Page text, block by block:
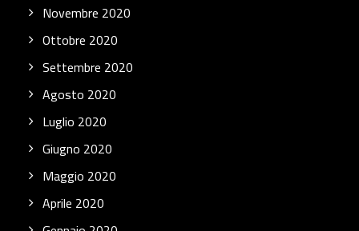
Novembre 2020
Ottobre 2020
Settembre 2020
Agosto 2020
Luglio 2020
Giugno 2020
Maggio 2020
Aprile 2020